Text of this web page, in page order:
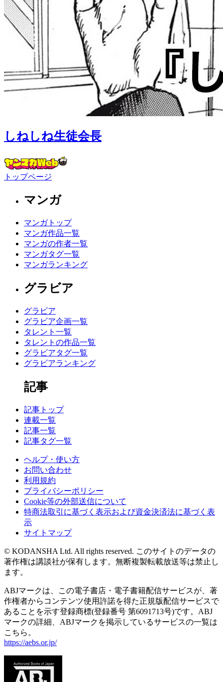
しねしね生徒会長
トップページ
マンガ
マンガトップ
マンガ作品一覧
マンガの作者一覧
マンガタグ一覧
マンガランキング
グラビア
グラビア
グラビア企画一覧
タレント一覧
タレントの作品一覧
グラビアタグ一覧
グラビアランキング
記事
記事トップ
連載一覧
記事一覧
記事タグ一覧
ヘルプ・使い方
お問い合わせ
利用規約
プライバシーポリシー
Cookie等の外部送信について
特商法取引に基づく表示および資金決済法に基づく表
示
サイトマップ
© KODANSHA Ltd. All rights reserved. このサイトのデータの
著作権は講談社が保有します。無断複製転載放送等は禁止し
ます。
ABJマークは、この電子書店・電子書籍配信サービスが、著
作権者からコンテンツ使用許諾を得た正規版配信サービスで
あることを示す登録商標(登録番号 第6091713号)です。ABJ
マークの詳細、ABJマークを掲示しているサービスの一覧は
こちら。
https://aebs.or.jp/